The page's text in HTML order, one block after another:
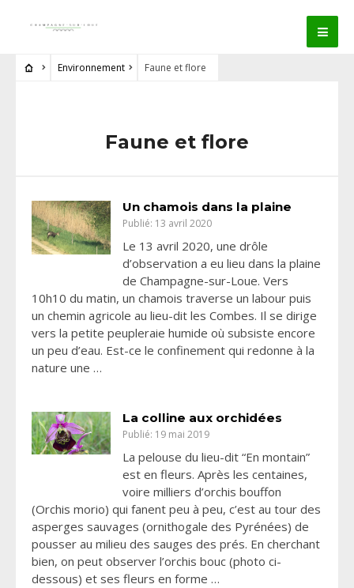
Environnement Faune et flore
Faune et flore
Un chamois dans la plaine
Publié: 13 avril 2020
Le 13 avril 2020, une drôle
d’observation a eu lieu dans la plaine
de Champagne-sur-Loue. Vers
10h10 du matin, un chamois traverse un labour puis
un chemin agricole au lieu-dit les Combes. Il se dirige
vers la petite peupleraie humide où subsiste encore
un peu d’eau. Est-ce le confinement qui redonne à la
nature une …
La colline aux orchidées
Publié: 19 mai 2019
La pelouse du lieu-dit “En montain”
est en fleurs. Après les centaines,
voire milliers d’orchis bouffon
(Orchis morio) qui fanent peu à peu, c’est au tour des
asperges sauvages (ornithogale des Pyrénées) de
pousser au milieu des sauges des prés. En cherchant
bien, on peut observer l’orchis bouc (photo ci-
dessous) et ses fleurs en forme …